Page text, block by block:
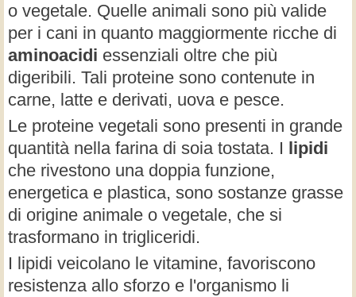
o vegetale. Quelle animali sono più valide
per i cani in quanto maggiormente ricche di
aminoacidi essenziali oltre che più
digeribili. Tali proteine sono contenute in
carne, latte e derivati, uova e pesce.
Le proteine vegetali sono presenti in grande
quantità nella farina di soia tostata. I lipidi
che rivestono una doppia funzione,
energetica e plastica, sono sostanze grasse
di origine animale o vegetale, che si
trasformano in trigliceridi.
I lipidi veicolano le vitamine, favoriscono
resistenza allo sforzo e l'organismo li